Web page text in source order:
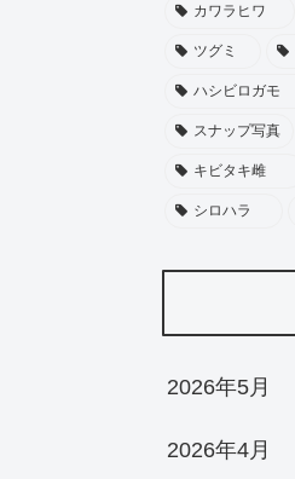
カワラヒワ
ツグミ
ハシビロガモ
スナップ写真
キビタキ雌
シロハラ
2026年5月
2026年4月